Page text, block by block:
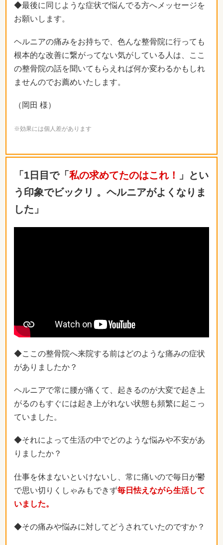
◆最後に同じような症状で悩んでる方へメッセージを
お願いします。
ヘルニアの痛みをお持ちで、色んな整骨院に行っても
根本的な改善に繋がってない気がしている人は、ここ
の整骨院の話を聞いてもらえれば何か変わるかもしれ
ませんのでお薦めいたします。
（岡田 様）
※効果には個人差があります
「1日目で「 私の求めてたのはこれ！
」とい
う印象でビックリ 。ヘルニアがよくなりま
した」
◆ここの整骨院へ来院する前はどのような痛みの症状
がありましたか？
ヘルニアで常に腰が痛くて、起きるのが大変で起き上
がるのもすぐには起き上がれない状態も頻繁に起こっ
ていました。
◆それによって生活の中でどのような悩みや不安があ
りましたか？
仕事を休まないといけないし、常に痛いので毎日が鬱
で思い切りくしゃみもできず毎日怯えながら生活して
いました。
◆その痛みや悩みに対してどうされていたのですか？